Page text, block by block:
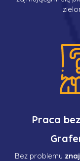
Praca
Bez problemu